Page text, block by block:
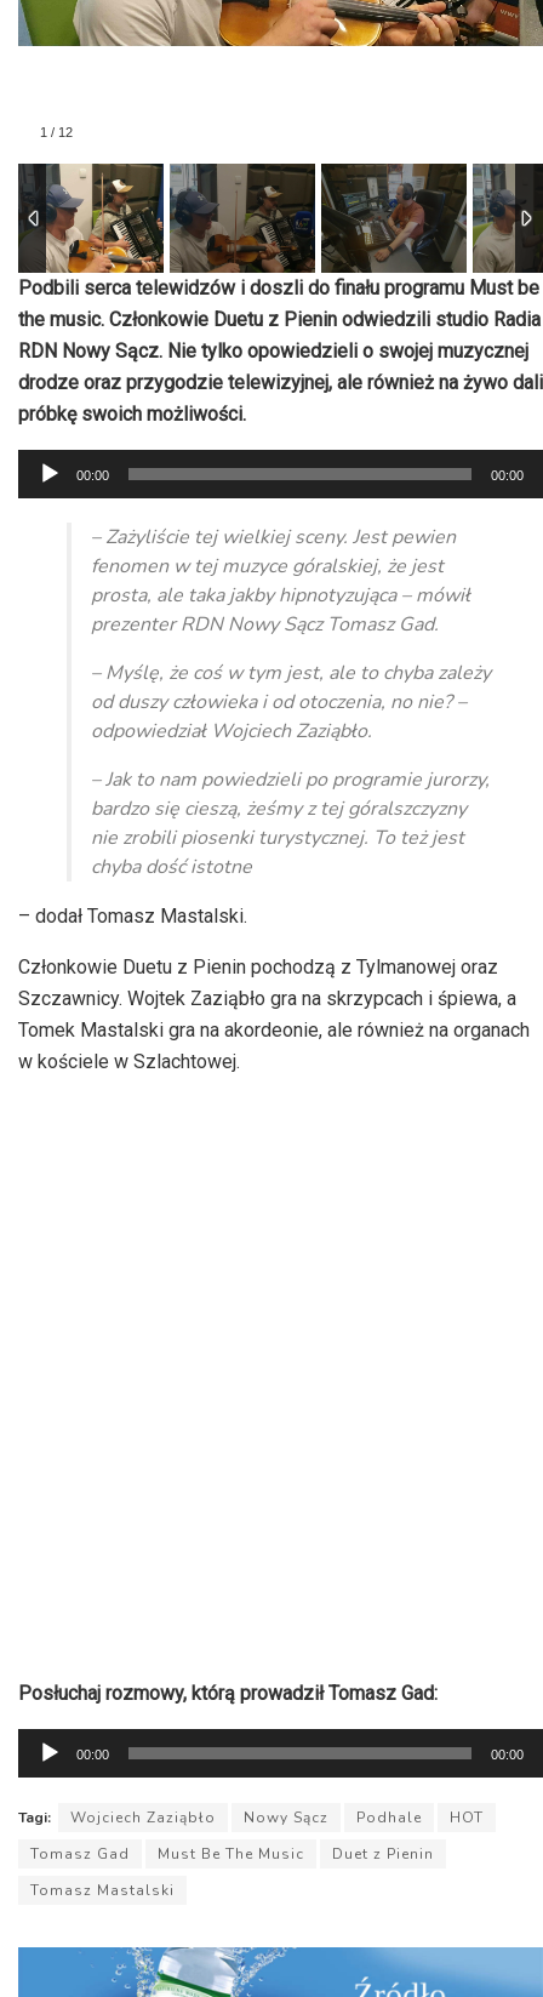
1 / 12
Podbili serca telewidzów i doszli do finału programu Must be
the music. Członkowie Duetu z Pienin odwiedzili studio Radia
RDN Nowy Sącz. Nie tylko opowiedzieli o swojej muzycznej
drodze oraz przygodzie telewizyjnej, ale również na żywo dali
próbkę swoich możliwości.
Odtwarzacz
plików
dźwiękowych
00:00 00:00
– Zażyliście tej wielkiej sceny. Jest pewien
fenomen w tej muzyce góralskiej, że jest
prosta, ale taka jakby hipnotyzująca – mówił
prezenter RDN Nowy Sącz Tomasz Gad.
– Myślę, że coś w tym jest, ale to chyba zależy
od duszy człowieka i od otoczenia, no nie? –
odpowiedział Wojciech Zaziąbło.
– Jak to nam powiedzieli po programie jurorzy,
bardzo się cieszą, żeśmy z tej góralszczyzny
nie zrobili piosenki turystycznej. To też jest
chyba dość istotne
– dodał Tomasz Mastalski.
Członkowie Duetu z Pienin pochodzą z Tylmanowej oraz
Szczawnicy. Wojtek Zaziąbło gra na skrzypcach i śpiewa, a
Tomek Mastalski gra na akordeonie, ale również na organach
w kościele w Szlachtowej.
Posłuchaj rozmowy, którą prowadził Tomasz Gad:
Odtwarzacz
plików
dźwiękowych
00:00 00:00
Tagi: Wojciech Zaziąbło Nowy Sącz Podhale
HOT
Tomasz Gad
Must Be The Music
Duet z Pienin
Tomasz Mastalski